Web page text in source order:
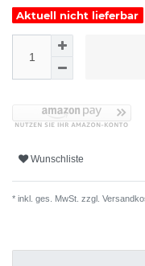
Aktuell nicht lieferbar
Wunschliste
* inkl. ges. MwSt. zzgl.